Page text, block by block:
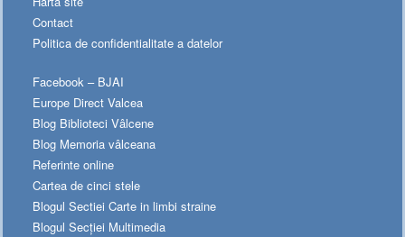
Contact
Politica de confidentialitate a datelor
Facebook – BJAI
Europe Direct Valcea
Blog Biblioteci Vâlcene
Blog Memoria vâlceana
Referinte online
Cartea de cinci stele
Blogul Sectiei Carte in limbi straine
Blogul Secției Multimedia